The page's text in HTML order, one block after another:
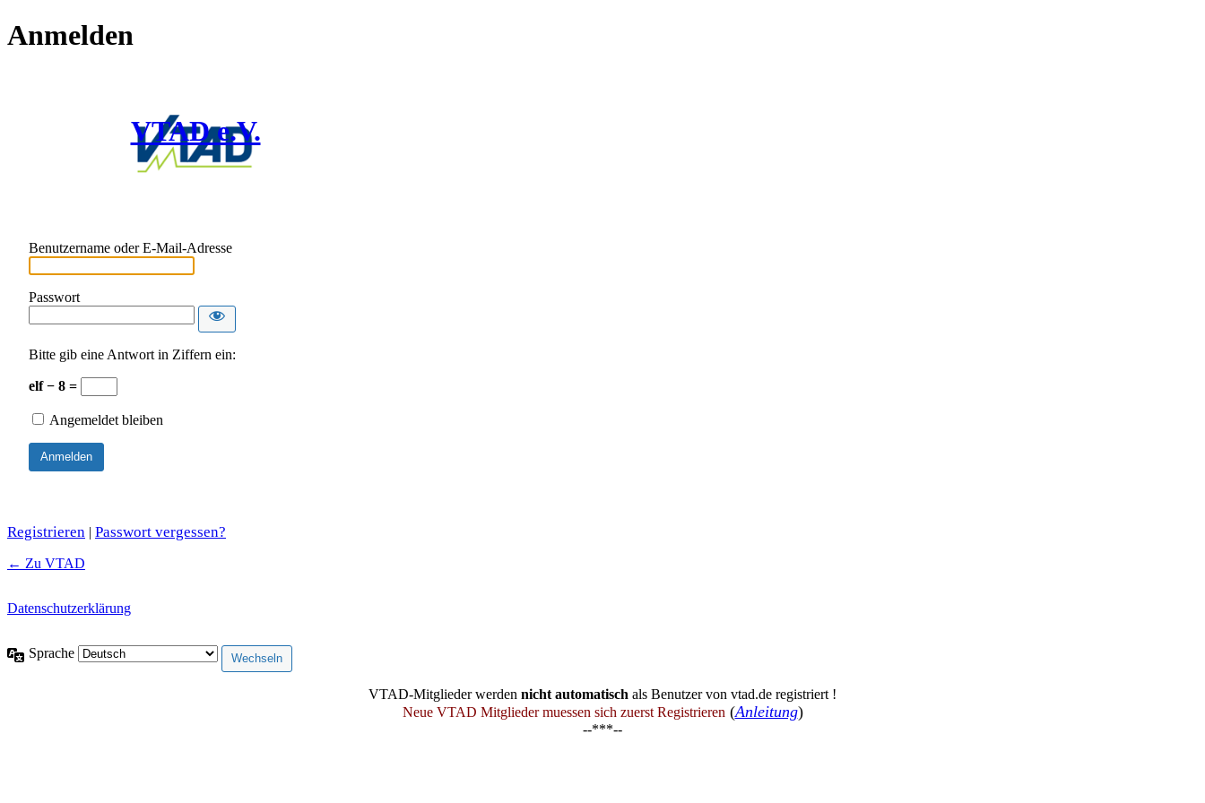
Anmelden
VTAD e.V.
Benutzername oder E-Mail-Adresse
Passwort
Bitte gib eine Antwort in Ziffern ein:
elf − 8 =
Angemeldet bleiben
Registrieren | Passwort vergessen?
← Zu VTAD
Datenschutzerklärung
Sprache
VTAD-Mitglieder werden nicht automatisch als Benutzer von vtad.de registriert !
Neue VTAD Mitglieder muessen sich zuerst Registrieren(Anleitung)
--***--